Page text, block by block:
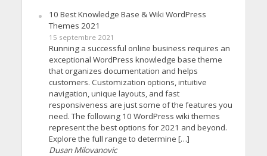
10 Best Knowledge Base & Wiki WordPress
Themes 2021
15 septembre 2021
Running a successful online business requires an
exceptional WordPress knowledge base theme
that organizes documentation and helps
customers. Customization options, intuitive
navigation, unique layouts, and fast
responsiveness are just some of the features you
need. The following 10 WordPress wiki themes
represent the best options for 2021 and beyond.
Explore the full range to determine […]
Dusan Milovanovic